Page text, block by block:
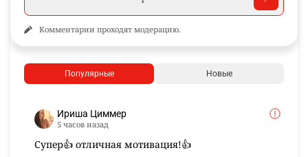
Комментарии проходят модерацию.
Популярные Новые
Ириша Циммер
5 часов назад
Супер👍 отличная мотивация!👍